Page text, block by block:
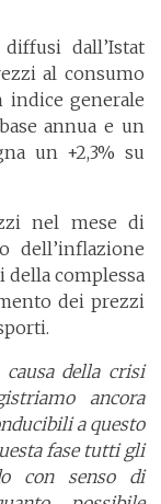
dall’Istat
al consumo
indice generale
annua e un
un +2,3% su
nel mese di
dell’inflazione
complessa
dei prezzi
della crisi
ancora
a questo
fase tutti gli
con senso di